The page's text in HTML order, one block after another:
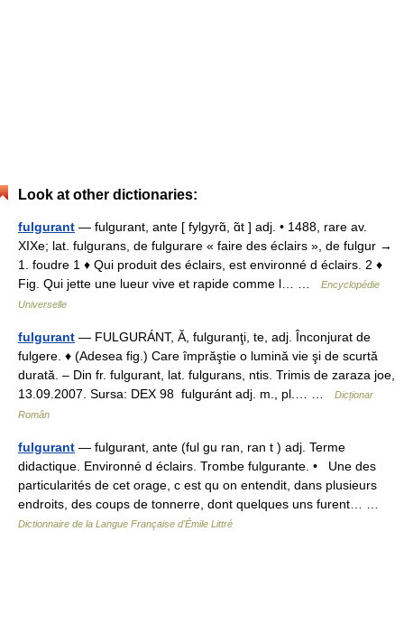
Look at other dictionaries:
fulgurant — fulgurant, ante [ fylgyrɑ̃, ɑ̃t ] adj. • 1488, rare av.
XIXe; lat. fulgurans, de fulgurare « faire des éclairs », de fulgur →
1. foudre 1 ♦ Qui produit des éclairs, est environné d éclairs. 2 ♦
Fig. Qui jette une lueur vive et rapide comme l… …
Encyclopédie
Universelle
fulgurant — FULGURÁNT, Ă, fulguranţi, te, adj. Înconjurat de
fulgere. ♦ (Adesea fig.) Care împrăştie o lumină vie şi de scurtă
durată. – Din fr. fulgurant, lat. fulgurans, ntis. Trimis de zaraza joe,
13.09.2007. Sursa: DEX 98 fulguránt adj. m., pl.… …
Dicționar
Român
fulgurant — fulgurant, ante (ful gu ran, ran t ) adj. Terme
didactique. Environné d éclairs. Trombe fulgurante. • Une des
particularités de cet orage, c est qu on entendit, dans plusieurs
endroits, des coups de tonnerre, dont quelques uns furent… …
Dictionnaire de la Langue Française d'Émile Littré